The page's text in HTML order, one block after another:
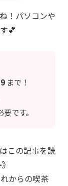
！パソコンや
💕
まで！
です。
この記事を読
からの喫茶